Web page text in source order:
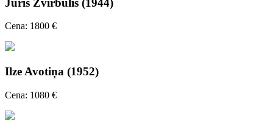
Juris Zvirbulis (1944)
Cena: 1800 €
Ilze Avotiņa (1952)
Cena: 1080 €